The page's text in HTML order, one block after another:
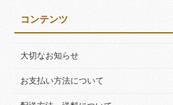
コンテンツ
大切なお知らせ
お支払い方法について